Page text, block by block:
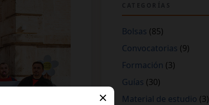
Bolsas (85)
Convocatorias (9)
Formación (3)
Guías (30)
Material de estudio (3)